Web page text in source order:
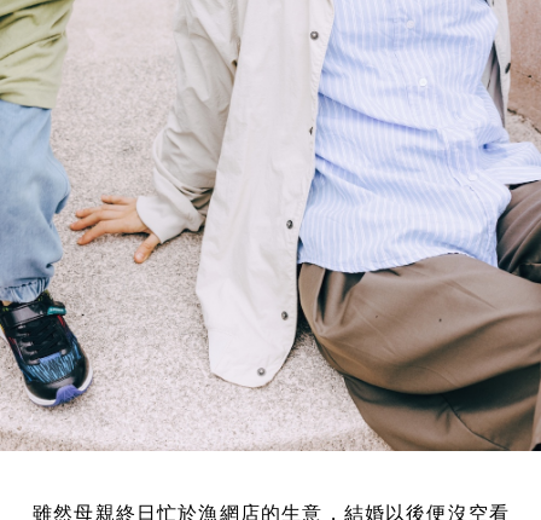
雖然母親終日忙於漁網店的生意，結婚以後便沒空看